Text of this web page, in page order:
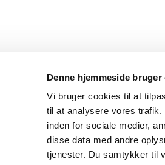
Denne hjemmeside bruger
Vi bruger cookies til at
til at analysere vores
inden for sociale medier,
disse data med andre
tjenester. Du samtykker til